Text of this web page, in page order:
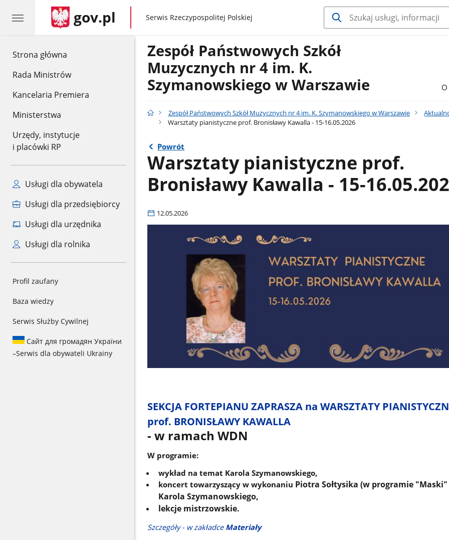
Strona główna
Rada Ministrów
Kancelaria Premiera
Ministerstwa
Urzędy, instytucje
i placówki RP
Usługi dla obywatela
Usługi dla przedsiębiorcy
Usługi dla urzędnika
Usługi dla rolnika
Profil zaufany
Baza wiedzy
Serwis Służby Cywilnej
Сайт для громадян України
–Serwis dla obywateli Ukrainy
gov.pl gov.pl
Serwis Rzeczypospolitej Polskiej
Zespół Państwowych Szkół
Muzycznych nr 4 im. K.
Szymanowskiego w Warszawie
Zespół Państwowych Szkół Muzycznych nr 4 im. K. Szymanowskiego w Warszawie
Warsztaty pianistyczne prof. Bronisławy Kawalla - 15-16.05.2026
Powrót
Warsztaty pianistyczne prof.
Bronisławy Kawalla - 15-
12.05.2026
SEKCJA FORTEPIANU ZAPRASZA na WARSZTATY
prof. BRONISŁAWY KAWALLA
- w ramach WDN
W programie:
wykład na temat Karola Szymanowskiego,
koncert towarzyszący w wykonaniu Piotra Sołtysika (w programie "Maski"
Karola Szymanowskiego,
lekcje mistrzowskie.
Szczegóły - w zakładce Materiały